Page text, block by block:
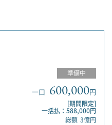
準備中
一口 600,000円
[期間限定]
一括払：588,000円
総額 3億円